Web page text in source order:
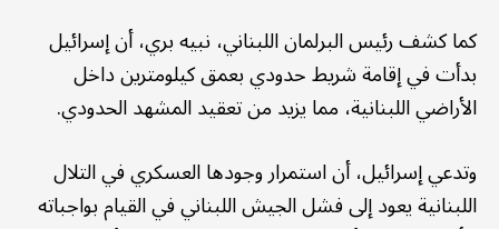
كما كشف رئيس البرلمان اللبناني، نبيه بري، أن إسرائيل
بدأت في إقامة شريط حدودي بعمق كيلومترين داخل
الأراضي اللبنانية، مما يزيد من تعقيد المشهد الحدودي.
وتدعي إسرائيل، أن استمرار وجودها العسكري في التلال
اللبنانية يعود إلى فشل الجيش اللبناني في القيام بواجباته